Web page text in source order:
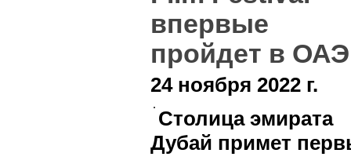
впервые
пройдет в ОАЭ
24 ноября 2022 г.
Столица эмирата
Дубай примет